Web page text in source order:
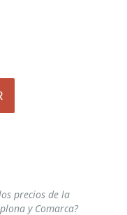
precios de la
y Comarca?